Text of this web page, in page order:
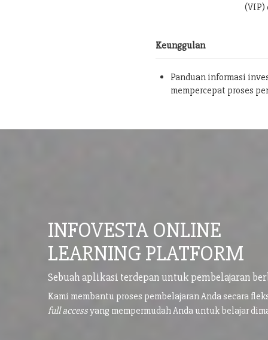
(VIP)
Keunggulan
Panduan informasi
mempercepat proses
INFOVESTA ONLINE
LEARNING PLATFORM
Sebuah aplikasi terdepan untuk pembelajaran
Kami membantu proses pembelajaran Anda secara
full accessyang mempermudah Anda untuk belajar